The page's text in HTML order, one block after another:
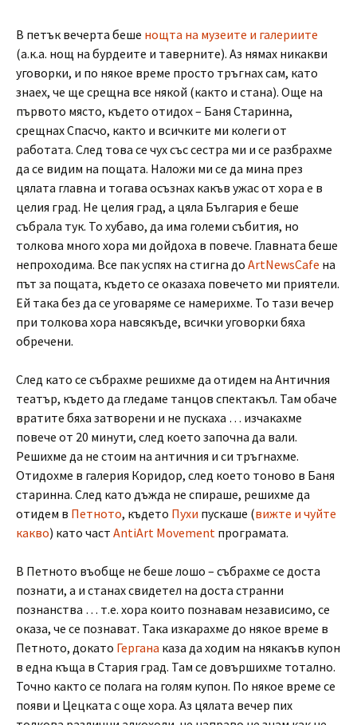
В петък вечерта беше нощта на музеите и галериите
(а.к.а. нощ на бурдеите и таверните). Аз нямах никакви
уговорки, и по някое време просто тръгнах сам, като
знаех, че ще срещна все някой (както и стана). Още на
първото място, където отидох – Баня Старинна,
срещнах Спасчо, както и всичките ми колеги от
работата. След това се чух със сестра ми и се разбрахме
да се видим на пощата. Наложи ми се да мина през
цялата главна и тогава осъзнах какъв ужас от хора е в
целия град. Не целия град, а цяла България е беше
събрала тук. То хубаво, да има големи събития, но
толкова много хора ми дойдоха в повече. Главната беше
непроходима. Все пак успях на стигна до ArtNewsCafe на
път за пощата, където се оказаха повечето ми приятели.
Ей така без да се уговаряме се намерихме. То тази вечер
при толкова хора навсякъде, всички уговорки бяха
обречени.
След като се събрахме решихме да отидем на Античния
театър, където да гледаме танцов спектакъл. Там обаче
вратите бяха затворени и не пускаха … изчакахме
повече от 20 минути, след което започна да вали.
Решихме да не стоим на античния и си тръгнахме.
Отидохме в галерия Коридор, след което тоново в Баня
старинна. След като дъжда не спираше, решихме да
отидем в Петното, където Пухи пускаше (вижте и чуйте
какво) като част AntiArt Movement програмата.
В Петното въобще не беше лошо – събрахме се доста
познати, а и станах свидетел на доста странни
познанства … т.е. хора които познавам независимо, се
оказа, че се познават. Така изкарахме до някое време в
Петното, докато Гергана каза да ходим на някакъв купон
в една къща в Стария град. Там се довършихме тотално.
Точно както се полага на голям купон. По някое време се
появи и Цецката с още хора. Аз цялата вечер пих